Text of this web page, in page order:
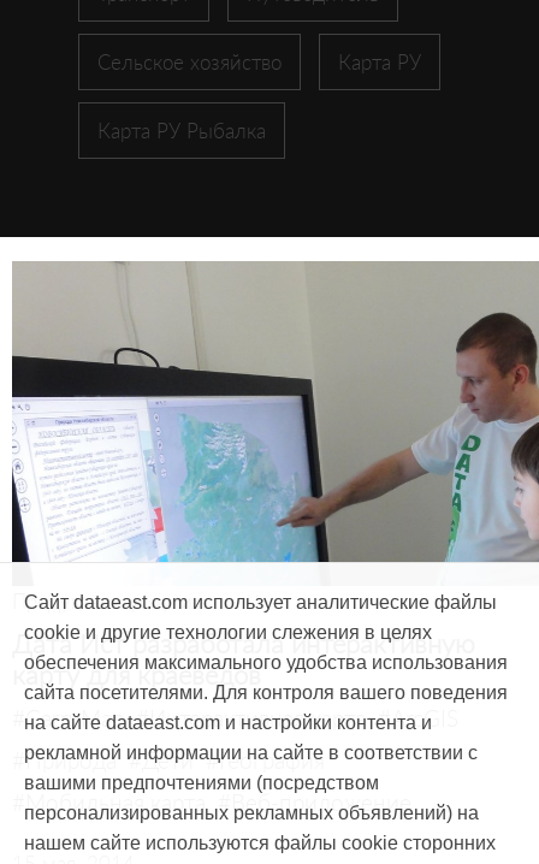
Сельское хозяйство Карта РУ
Карта РУ Рыбалка
Продукты и услуги
Дата Ист разработала интерактивную
карту для краеведов
#CarryMap #Интерактивная карта #ArcGIS
#Природа #Дети #География
#Мобильная карта #Веб-приложение
Сайт dataeast.com использует аналитические файлы
cookie и другие технологии слежения в целях
обеспечения максимального удобства использования
сайта посетителями. Для контроля вашего поведения
на сайте dataeast.com и настройки контента и
рекламной информации на сайте в соответствии с
вашими предпочтениями (посредством
персонализированных рекламных объявлений) на
нашем сайте используются файлы cookie сторонних